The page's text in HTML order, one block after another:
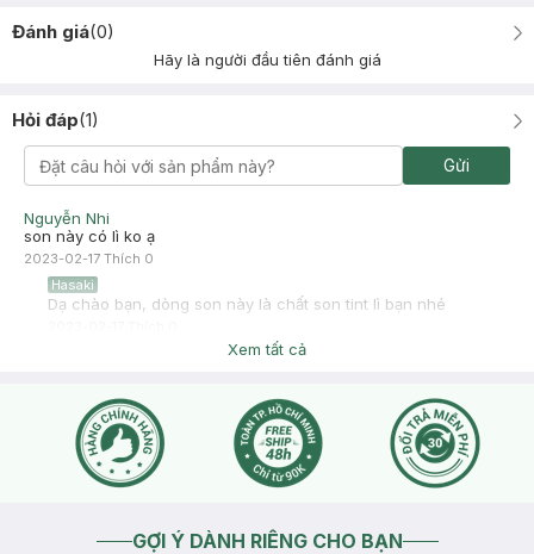
Đánh giá(0)
Hãy là người đầu tiên đánh giá
Hỏi đáp(1)
Gửi
Nguyễn Nhi
son này có lì ko ạ
2023-02-17 Thích 0
Hasaki
Dạ chào bạn, dòng son này là chất son tint lì bạn nhé
Xem tất cả
GỢI Ý DÀNH RIÊNG CHO BẠN